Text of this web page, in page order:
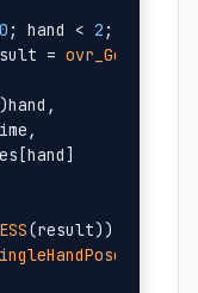
0 ; hand < 2 ;
=
(result)) {